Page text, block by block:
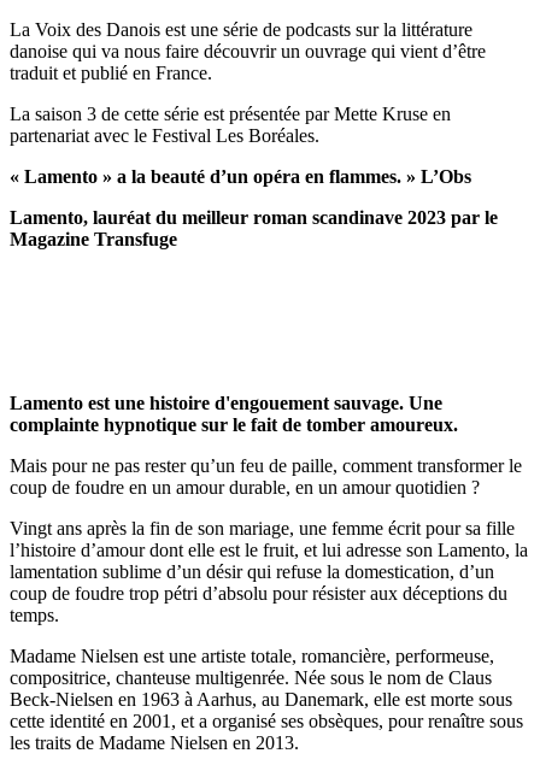
La Voix des Danois est une série de podcasts sur la littérature
danoise qui va nous faire découvrir un ouvrage qui vient d’être
traduit et publié en France.
La saison 3 de cette série est présentée par Mette Kruse en
partenariat avec le Festival Les Boréales.
« Lamento » a la beauté d’un opéra en flammes. » L’Obs
Lamento, lauréat du meilleur roman scandinave 2023 par le
Magazine Transfuge
Lamento est une histoire d'engouement sauvage. Une
complainte hypnotique sur le fait de tomber amoureux.
Mais pour ne pas rester qu’un feu de paille, comment transformer le
coup de foudre en un amour durable, en un amour quotidien ?
Vingt ans après la fin de son mariage, une femme écrit pour sa fille
l’histoire d’amour dont elle est le fruit, et lui adresse son Lamento, la
lamentation sublime d’un désir qui refuse la domestication, d’un
coup de foudre trop pétri d’absolu pour résister aux déceptions du
temps.
Madame Nielsen est une artiste totale, romancière, performeuse,
compositrice, chanteuse multigenrée. Née sous le nom de Claus
Beck-Nielsen en 1963 à Aarhus, au Danemark, elle est morte sous
cette identité en 2001, et a organisé ses obsèques, pour renaître sous
les traits de Madame Nielsen en 2013.